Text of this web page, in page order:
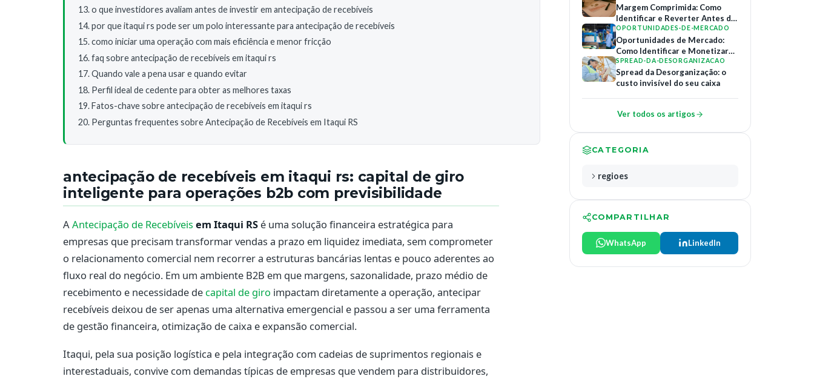
o que investidores avaliam antes de investir em antecipação de recebíveis
por que itaqui rs pode ser um polo interessante para antecipação de recebíveis
como iniciar uma operação com mais eficiência e menor fricção
faq sobre antecipação de recebíveis em itaqui rs
Quando vale a pena usar e quando evitar
Perfil ideal de cedente para obter as melhores taxas
Fatos-chave sobre antecipação de recebíveis em itaqui rs
Perguntas frequentes sobre Antecipação de Recebíveis em Itaqui RS
antecipação de recebíveis em itaqui rs: capital de giro
inteligente para operações b2b com previsibilidade
AAntecipação de Recebíveis em Itaqui RS é uma solução financeira estratégica para
empresas que precisam transformar vendas a prazo em liquidez imediata, sem comprometer
o relacionamento comercial nem recorrer a estruturas bancárias lentas e pouco aderentes ao
fluxo real do negócio. Em um ambiente B2B em que margens, sazonalidade, prazo médio de
recebimento e necessidade de capital de giro impactam diretamente a operação, antecipar
recebíveis deixou de ser apenas uma alternativa emergencial e passou a ser uma ferramenta
de gestão financeira, otimização de caixa e expansão comercial.
Itaqui, pela sua posição logística e pela integração com cadeias de suprimentos regionais e
interestaduais, convive com demandas típicas de empresas que vendem para distribuidores,
Margem Comprimida: Como
Identificar e Reverter Antes do
Colapso
OPORTUNIDADES-DE-MERCADO
Oportunidades de Mercado:
Como Identificar e Monetizar
Relações B2B
SPREAD-DA-DESORGANIZACAO
Spread da Desorganização: o
custo invisível do seu caixa
Ver todos os artigos
CATEGORIA
regioes
COMPARTILHAR
WhatsApp LinkedIn